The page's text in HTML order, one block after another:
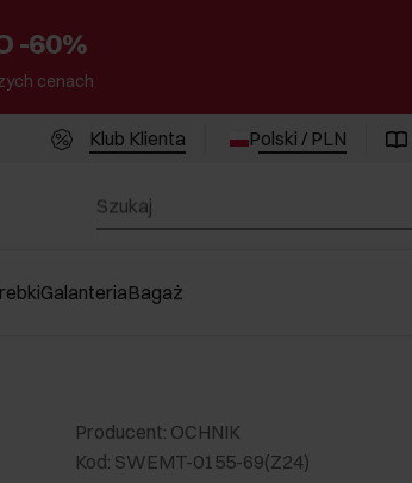
-60%
cenach
Klub Klienta Polski / PLN
GalanteriaBagaż
Producent: OCHNIK
Kod: SWEMT-0155-69(Z24)